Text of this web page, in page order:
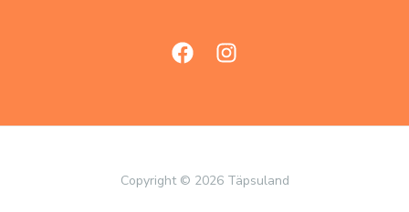
Copyright © 2026 Täpsuland